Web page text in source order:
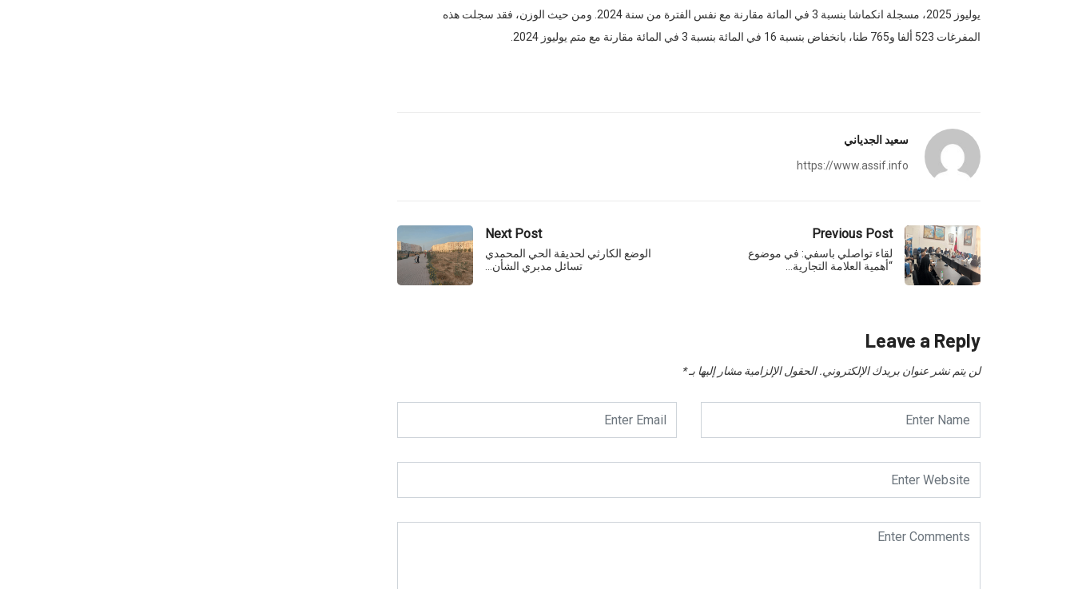
يوليوز 2025، مسجلة انكماشا بنسبة 3 في المائة مقارنة مع نفس الفترة من سنة 2024. ومن حيث الوزن، فقد سجلت هذه
المفرغات 523 ألفا و765 طنا، بانخفاض بنسبة 16 في المائة بنسبة 3 في المائة مقارنة مع متم يوليوز 2024.
سعيد الجدياني
https://www.assif.info
Previous Post
لقاء تواصلي باسفي: في موضوع
“أهمية العلامة التجارية…
Next Post
الوضع الكارثي لحديقة الحي المحمدي
تسائل مدبري الشأن…
Leave a Reply
لن يتم نشر عنوان بريدك الإلكتروني. الحقول الإلزامية مشار إليها بـ*